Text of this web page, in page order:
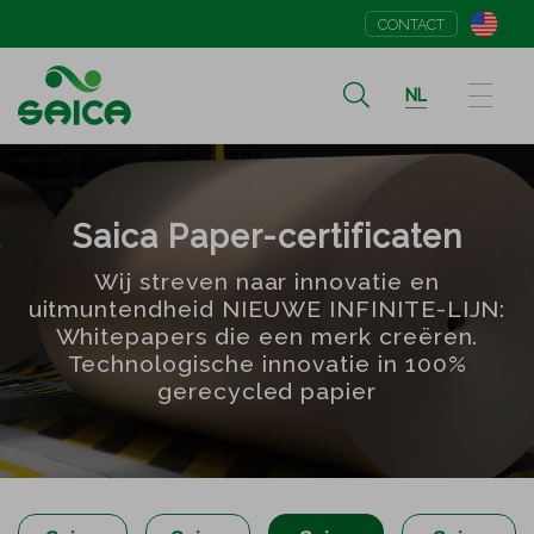
CONTACT
NL
Saica Paper-certificaten
Wij streven naar innovatie en
uitmuntendheid NIEUWE INFINITE-LIJN:
Whitepapers die een merk creëren.
Technologische innovatie in 100%
gerecycled papier